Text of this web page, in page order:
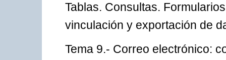
Tablas. Consultas.
vinculación y exportación de
Tema 9.- Correo electrónico: